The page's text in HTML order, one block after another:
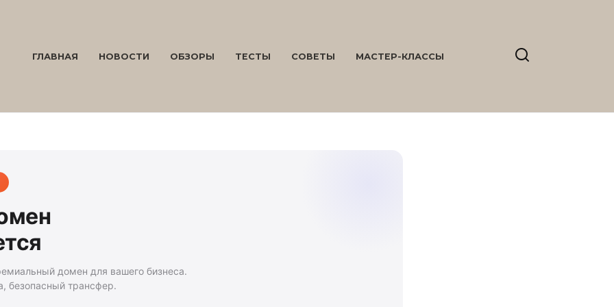
ГЛАВНАЯ НОВОСТИ ОБЗОРЫ ТЕСТЫ СОВЕТЫ МАСТЕР-КЛАССЫ
домен для вашего бизнеса.
безопасный трансфер.